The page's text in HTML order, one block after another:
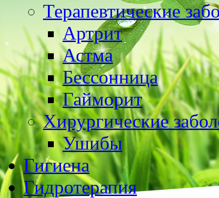
Терапевтические
Артрит
Астма
Бессонница
Гайморит
Хирургические
Ушибы
Гигиена
Гидротерапия